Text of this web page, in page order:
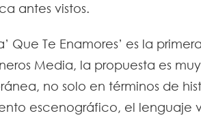
antes vistos.
Que Te Enamores’ es la
Media, la propuesta es
no solo en términos de
escenográfico, el lenguaje